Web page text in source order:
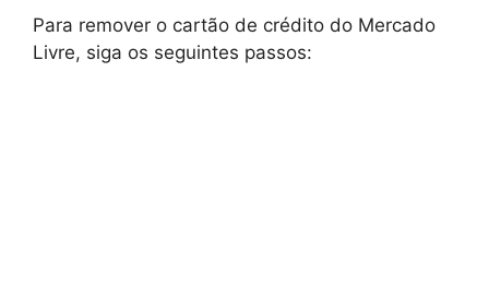
Para remover o cartão de crédito do Mercado
Livre, siga os seguintes passos: